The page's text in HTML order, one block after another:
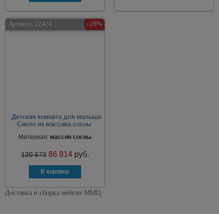
Артикул: 22424 - 28%
Детская комната для малыша
Сиело из массива сосны
Материал: массив сосны
120 573 86 814 руб.
Доставка и сборка мебели ММЦ: